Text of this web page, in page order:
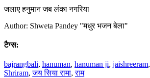
जलाए हनुमान जब लंका नगरिया
Author: Shweta Pandey "मधुर भजन बेला"
टैग्स:
bajrangbali, hanuman, hanuman ji, jaishreeram,
Shriram,जय सिया रामा,राम